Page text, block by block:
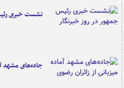
نشست خبری
جاده‌های مشهد